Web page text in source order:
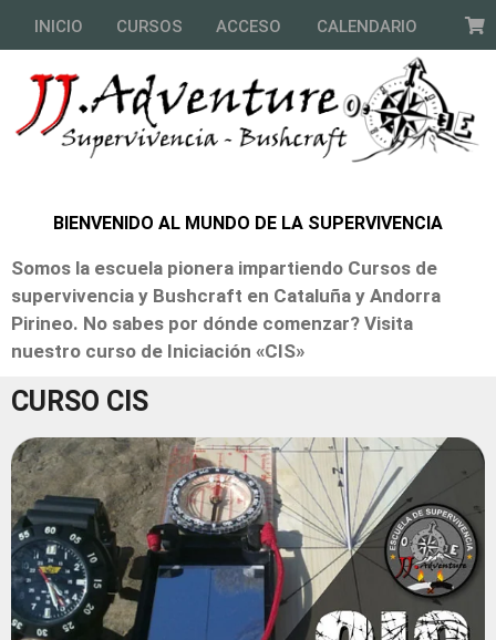
INICIO CURSOS ACCESO CALENDARIO
BIENVENIDO AL MUNDO DE LA SUPERVIVENCIA
Somos la escuela pionera impartiendo Cursos de
supervivencia y Bushcraft en Cataluña y Andorra
Pirineo. No sabes por dónde comenzar? Visita
nuestro curso de Iniciación «CIS»
CURSO CIS